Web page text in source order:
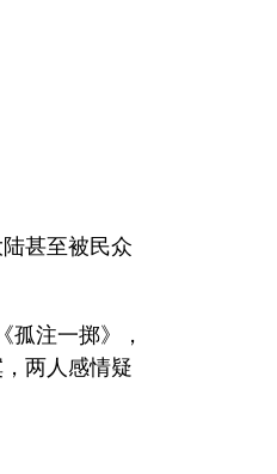
甚至被民众
注一掷》，
两人感情疑